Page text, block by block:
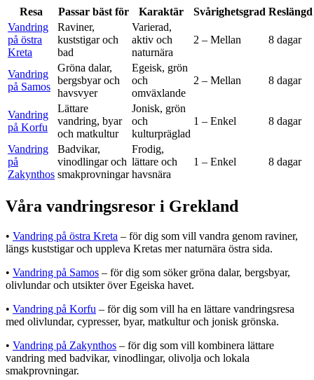
Resa Passar bäst för Karaktär Svårighetsgrad Reslängd
Vandring
på östra
Kreta
Raviner,
kuststigar och
bad
Varierad,
aktiv och
naturnära
2 – Mellan 8 dagar
Vandring
på Samos
Gröna dalar,
bergsbyar och
havsvyer
Egeisk, grön
och
omväxlande
2 – Mellan 8 dagar
Vandring
på Korfu
Lättare
vandring, byar
och matkultur
Jonisk, grön
och
kulturpräglad
1 – Enkel 8 dagar
Vandring
på
Zakynthos
Badvikar,
vinodlingar och
smakprovningar
Frodig,
lättare och
havsnära
1 – Enkel 8 dagar
Våra vandringsresor i Grekland
• Vandring på östra Kreta – för dig som vill vandra genom raviner,
längs kuststigar och uppleva Kretas mer naturnära östra sida.
• Vandring på Samos – för dig som söker gröna dalar, bergsbyar,
olivlundar och utsikter över Egeiska havet.
• Vandring på Korfu – för dig som vill ha en lättare vandringsresa
med olivlundar, cypresser, byar, matkultur och jonisk grönska.
• Vandring på Zakynthos – för dig som vill kombinera lättare
vandring med badvikar, vinodlingar, olivolja och lokala
smakprovningar.